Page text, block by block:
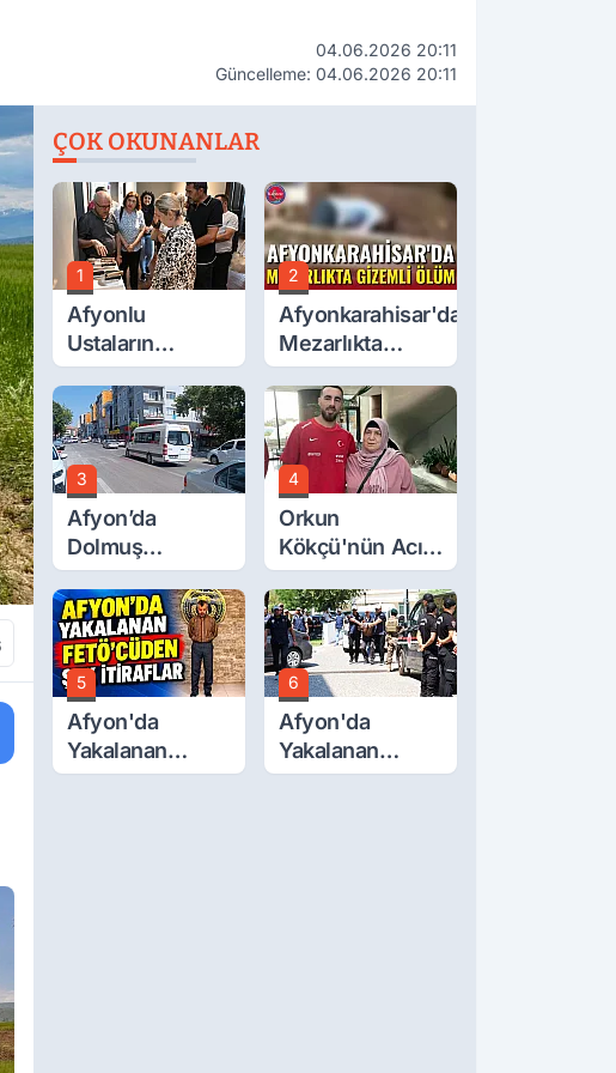
04.06.2026 20:11
Güncelleme: 04.06.2026 20:11
ÇOK OKUNANLAR
1
Afyonlu
Ustaların
Eserleri
Görücüye Çıktı
2
Afyonkarahisar'da
Mezarlıkta
Gizemli Ölüm
3
Afyon’da
Dolmuş
Ücretlerine
Yüzde 40 Zam
Talebi
4
Orkun
Kökçü'nün Acı
Günü... Cenaze
Namazı
Emirdağ'da
5
Afyon'da
Yakalanan
FETÖ'Cüden
6
Afyon'da
Yakalanan
FETÖ'cü